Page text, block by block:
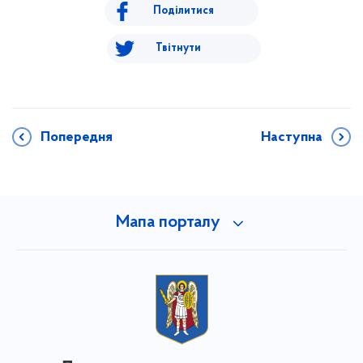
Поділитися
Твітнути
Попередня Наступна
Мапа порталу